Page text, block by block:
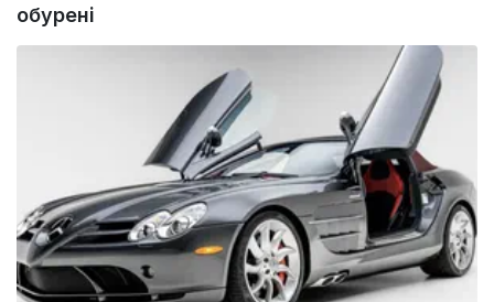
обурені